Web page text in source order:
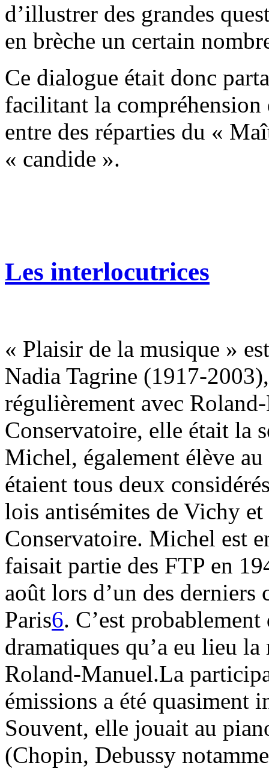
d’illustrer des grandes
en brèche un certain
Ce dialogue était donc
facilitant la compréhension
entre des réparties du «
« candide ».
Les interlocutrices
« Plaisir de la musique »
Nadia Tagrine (1917-
régulièrement avec
Conservatoire, elle était la
Michel, également élève
étaient tous deux
lois antisémites de Vichy
Conservatoire. Michel est
faisait partie des FTP en
août lors d’un des
Paris6. C’est
dramatiques qu’a eu lieu
Roland-Manuel.La
émissions a été quasiment
Souvent, elle jouait au
(Chopin, Debussy